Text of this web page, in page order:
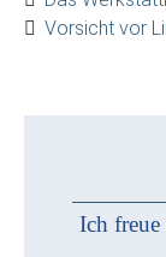
Vorsicht vor
Ich